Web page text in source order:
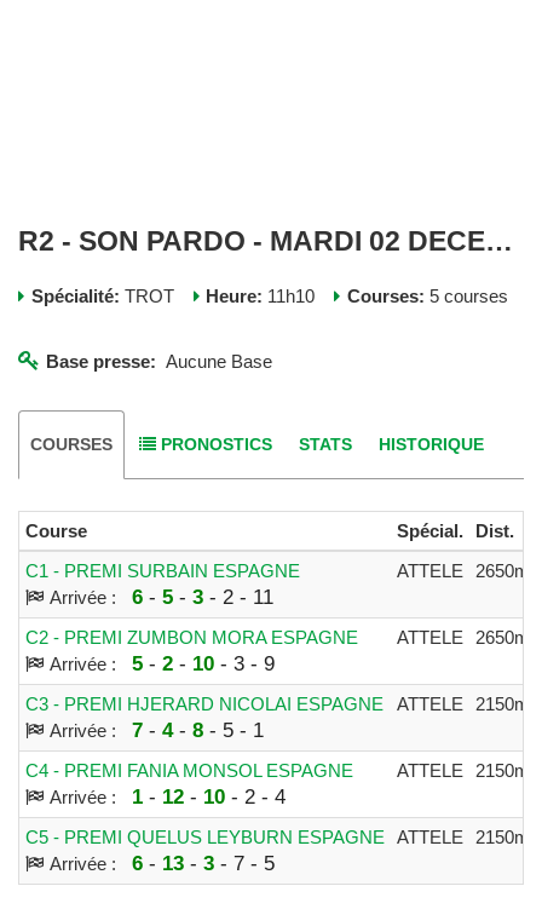
R2 - SON PARDO - MARDI 02 DECEMBRE 2025
Spécialité: TROT Heure: 11h10 Courses: 5 courses
Base presse: Aucune Base
COURSES PRONOSTICS STATS HISTORIQUE
Course Spécial.
Dist.
C1 - PREMI SURBAIN ESPAGNE
Arrivée :
6- 5- 3- 2 - 11
ATTELE 2650m
C2 - PREMI ZUMBON MORA ESPAGNE
Arrivée :
5- 2- 10- 3 - 9
ATTELE 2650m
C3 - PREMI HJERARD NICOLAI ESPAGNE
Arrivée :
7- 4- 8- 5 - 1
ATTELE 2150m
C4 - PREMI FANIA MONSOL ESPAGNE
Arrivée :
1 - 12- 10- 2 - 4
ATTELE 2150m
C5 - PREMI QUELUS LEYBURN ESPAGNE
Arrivée :
6- 13- 3- 7 - 5
ATTELE 2150m